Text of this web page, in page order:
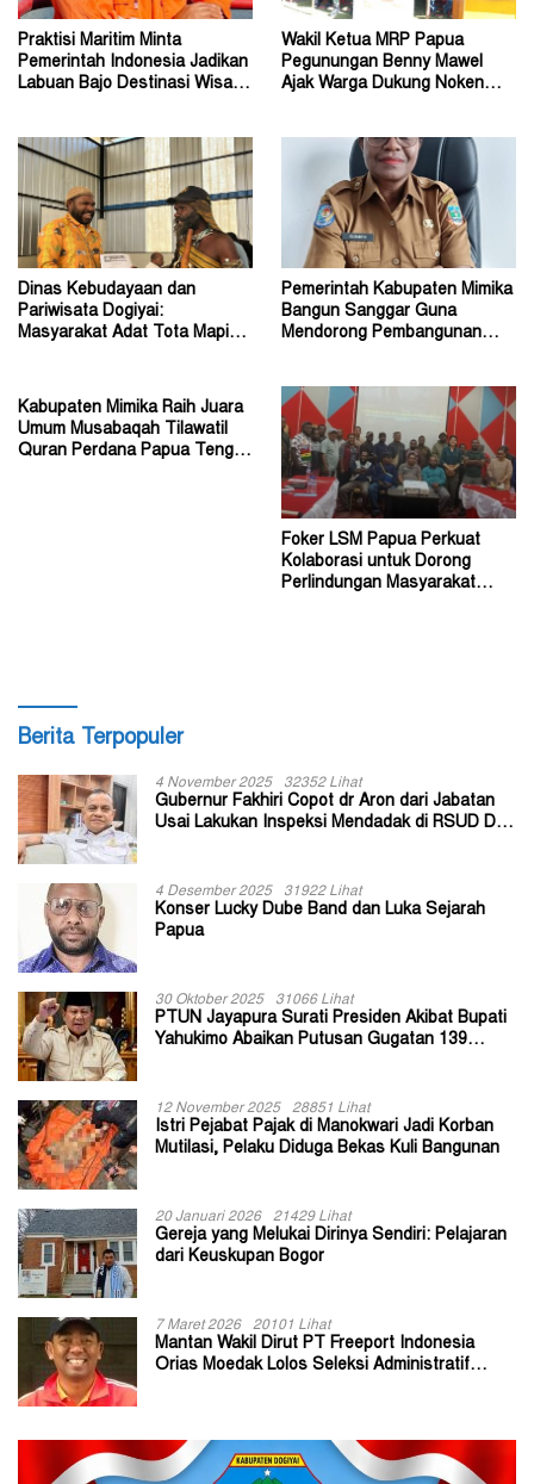
Praktisi Maritim Minta
Pemerintah Indonesia Jadikan
Labuan Bajo Destinasi Wisata
Wakil Ketua MRP Papua
Pegunungan Benny Mawel
Ajak Warga Dukung Noken
Dinas Kebudayaan dan
Pariwisata Dogiyai:
Masyarakat Adat Tota Mapiha
Pemerintah Kabupaten Mimika
Bangun Sanggar Guna
Mendorong Pembangunan
Kabupaten Mimika Raih Juara
Umum Musabaqah Tilawatil
Quran Perdana Papua Tengah
Foker LSM Papua Perkuat
Kolaborasi untuk Dorong
Perlindungan Masyarakat
Berita Terpopuler
4 November 2025 32352 Lihat
Gubernur Fakhiri Copot dr Aron dari Jabatan
Usai Lakukan Inspeksi Mendadak di RSUD Dok
4 Desember 2025 31922 Lihat
Konser Lucky Dube Band dan Luka Sejarah
Papua
30 Oktober 2025 31066 Lihat
PTUN Jayapura Surati Presiden Akibat Bupati
Yahukimo Abaikan Putusan Gugatan 139
12 November 2025 28851 Lihat
Istri Pejabat Pajak di Manokwari Jadi Korban
Mutilasi, Pelaku Diduga Bekas Kuli Bangunan
20 Januari 2026 21429 Lihat
Gereja yang Melukai Dirinya Sendiri: Pelajaran
dari Keuskupan Bogor
7 Maret 2026 20101 Lihat
Mantan Wakil Dirut PT Freeport Indonesia
Orias Moedak Lolos Seleksi Administratif